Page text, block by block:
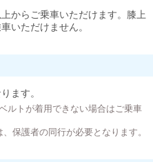
からご乗車いただけます。膝上
いただけません。
ます。
ルトが着用できない場合はご乗車
保護者の同行が必要となります。